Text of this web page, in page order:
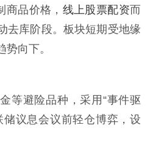
品价格， 线上股票配资而
去库阶段。板块短期受地缘
向下。
等避险品种，采用“事件驱
储议息会议前轻仓博弈，设